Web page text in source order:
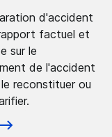
d'accident
factuel et
sur le
de l'accident
reconstituer ou